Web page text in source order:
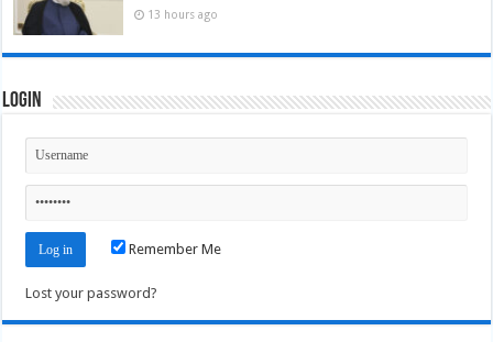
13 hours ago
Login
Remember Me
Lost your password?